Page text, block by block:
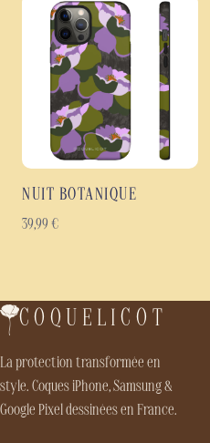
NUIT BOTANIQUE
39,99 €
COQUELICOT
La protection transformée en
style. Coques iPhone, Samsung &
Google Pixel dessinées en France.